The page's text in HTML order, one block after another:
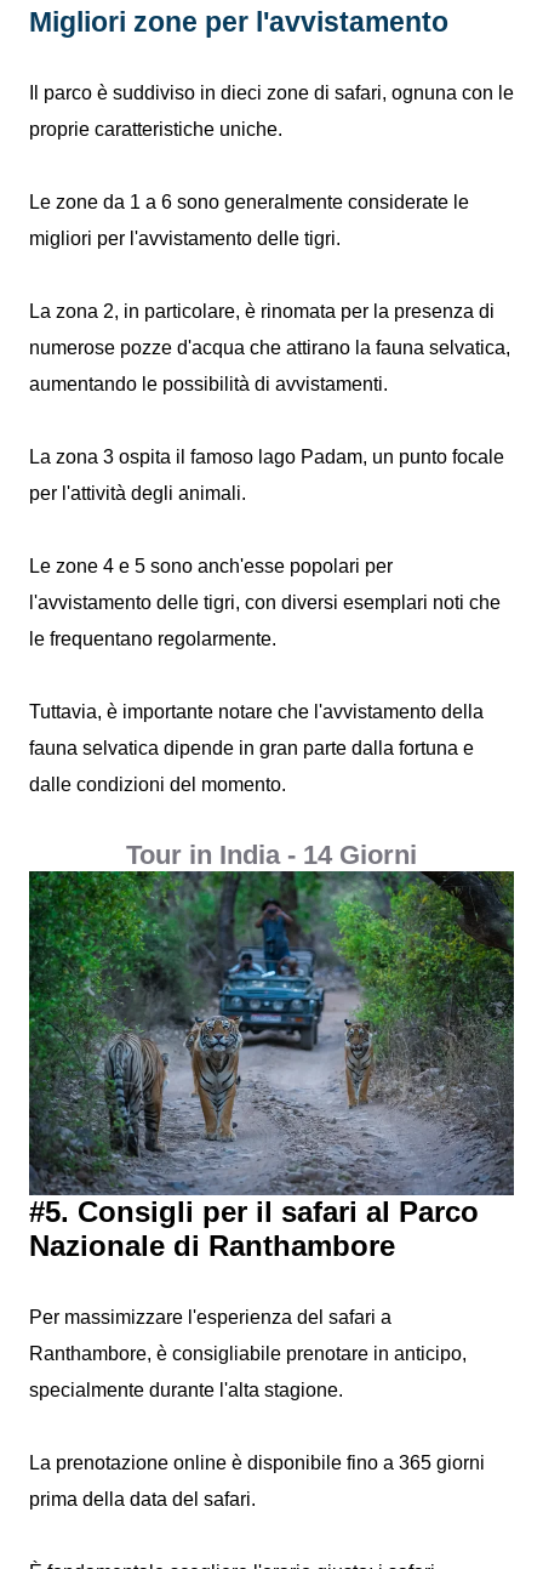
Migliori zone per l'avvistamento
Il parco è suddiviso in dieci zone di safari, ognuna con le
proprie caratteristiche uniche.
Le zone da 1 a 6 sono generalmente considerate le
migliori per l'avvistamento delle tigri.
La zona 2, in particolare, è rinomata per la presenza di
numerose pozze d'acqua che attirano la fauna selvatica,
aumentando le possibilità di avvistamenti.
La zona 3 ospita il famoso lago Padam, un punto focale
per l'attività degli animali.
Le zone 4 e 5 sono anch'esse popolari per
l'avvistamento delle tigri, con diversi esemplari noti che
le frequentano regolarmente.
Tuttavia, è importante notare che l'avvistamento della
fauna selvatica dipende in gran parte dalla fortuna e
dalle condizioni del momento.
Tour in India - 14 Giorni
#5. Consigli per il safari al Parco
Nazionale di Ranthambore
Per massimizzare l'esperienza del safari a
Ranthambore, è consigliabile prenotare in anticipo,
specialmente durante l'alta stagione.
La prenotazione online è disponibile fino a 365 giorni
prima della data del safari.